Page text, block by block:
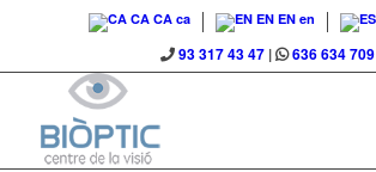
CA CA ca EN EN en
93 317 43 47 | 636 634 709